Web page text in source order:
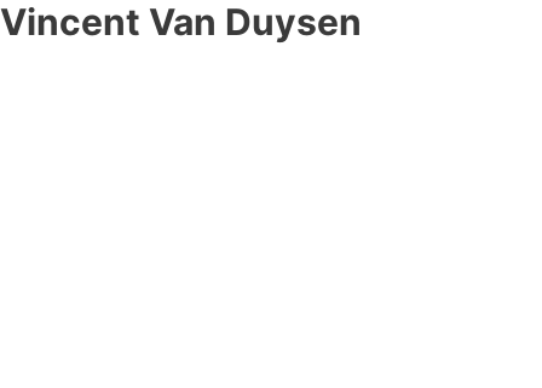
Vincent Van Duysen